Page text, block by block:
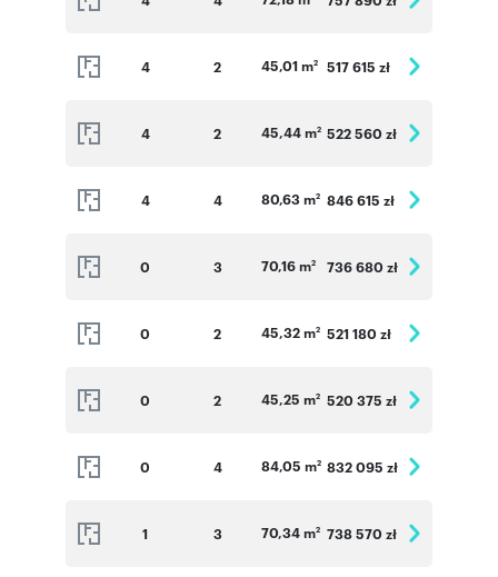
4 2 45,01 m2 517 615 zł
4 2 45,44 m2 522 560 zł
4 4 80,63 m2 846 615 zł
0 3 70,16 m2 736 680 zł
0 2 45,32 m2 521 180 zł
0 2 45,25 m2 520 375 zł
0 4 84,05 m2 832 095 zł
1 3 70,34 m2 738 570 zł